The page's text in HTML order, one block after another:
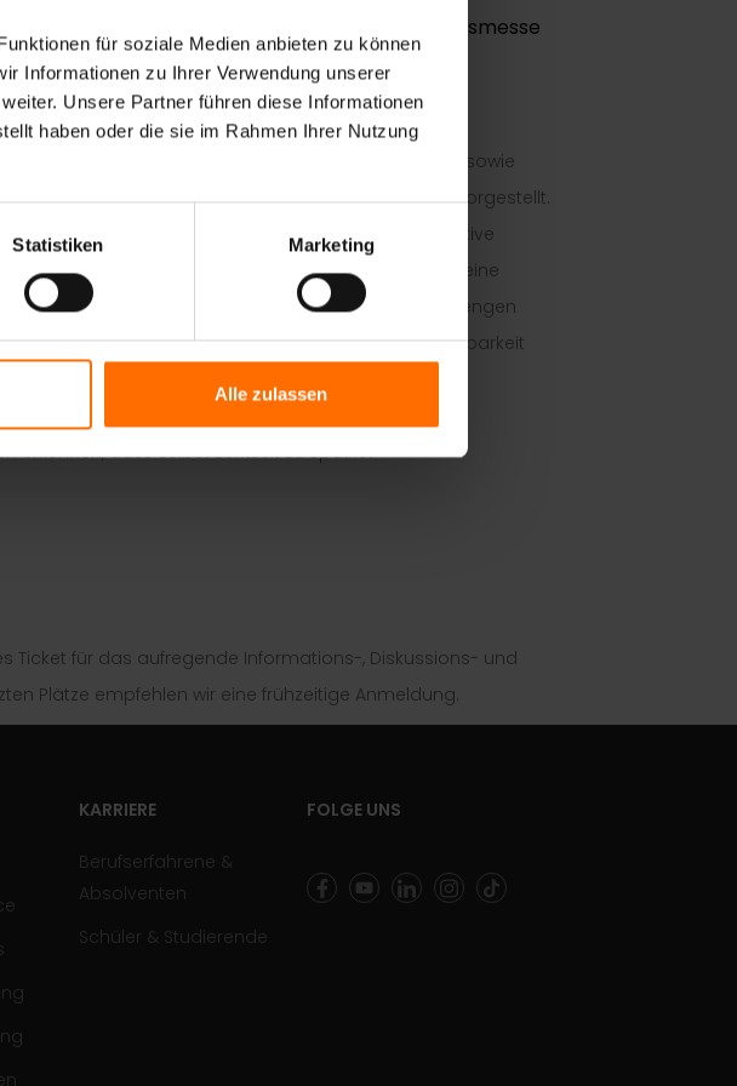
für soziale Medien anbieten zu können
Informationen zu Ihrer Verwendung unserer
Unsere Partner führen diese Informationen
haben oder die sie im Rahmen Ihrer Nutzung
Statistiken Marketing
Alle zulassen
Hausmesse durch. Bei dieser zweiten Hausmesse
des Bundesamtes für Verfassungsschutz (BfV), sowie
Veranstaltung wird die neue Version von 8MAN 3.5 vorgestellt.
Visualisierung von Berechtigungen im Active
konnten feststellen, dass kaum ein Unternehmen seine
Der Hersteller und wir haben einen sehr engen
von 8MAN mit ein. Dadurch wird die Bedienbarkeit
Unternehmen erhöht.
erkennen, dass selbst Echtzeit zu spät ist.
Ticket für das aufregende Informations-, Diskussions- und
Plätze empfehlen wir eine frühzeitige Anmeldung.
KARRIERE
Berufserfahrene &
Absolventen
Schüler & Studierende
FOLGE UNS